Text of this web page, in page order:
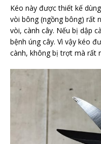
Kéo này được thiết kế
vòi bông (ngồng bông) rất
vòi, cành cây. Nếu bị dập
bệnh úng cây. Vì vậy kéo
cành, không bị trợt mà rất